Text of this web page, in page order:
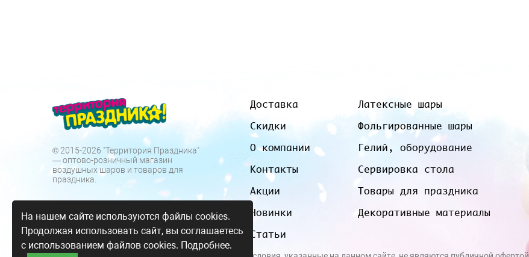
© 2015-2026 "Территория Праздника"
— оптово-розничный магазин
воздушных шаров и товаров для
праздника.
Доставка
Скидки
О компании
Контакты
Акции
Новинки
Статьи
Латексные шары
Фольгированные шары
Гелий, оборудование
Сервировка стола
Товары для праздника
Декоративные материалы
На нашем сайте используются файлы cookies.
Продолжая использовать сайт, вы соглашаетесь
с использованием файлов cookies. Подробнее.